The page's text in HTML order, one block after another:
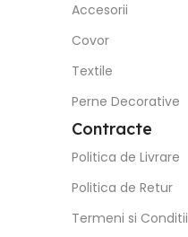
Accesorii
Covor
Textile
Perne Decorative
Contracte
Politica de Livrare
Politica de Retur
Termeni si Conditii